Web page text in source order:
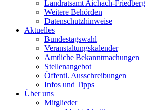
Landratsamt Aichach-Friedberg
Weitere Behörden
Datenschutzhinweise
Aktuelles
Bundestagswahl
Veranstaltungskalender
Amtliche Bekanntmachungen
Stellenangebot
Öffentl. Ausschreibungen
Infos und Tipps
Über uns
Mitglieder